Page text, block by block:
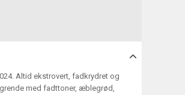
Altid ekstrovert, fadkrydret og
med fadttoner, æblegrød,